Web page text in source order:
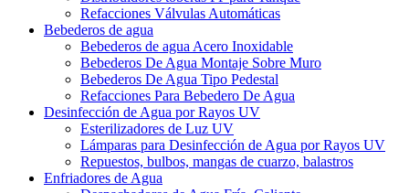
Refacciones Válvulas Automáticas
Bebederos de agua
Bebederos de agua Acero Inoxidable
Bebederos De Agua Montaje Sobre Muro
Bebederos De Agua Tipo Pedestal
Refacciones Para Bebedero De Agua
Desinfección de Agua por Rayos UV
Esterilizadores de Luz UV
Lámparas para Desinfección de Agua por Rayos UV
Repuestos, bulbos, mangas de cuarzo, balastros
Enfriadores de Agua